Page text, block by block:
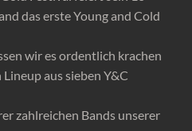
das erste Young and Cold
wir es ordentlich krachen
aus sieben Y&C
zahlreichen Bands unserer